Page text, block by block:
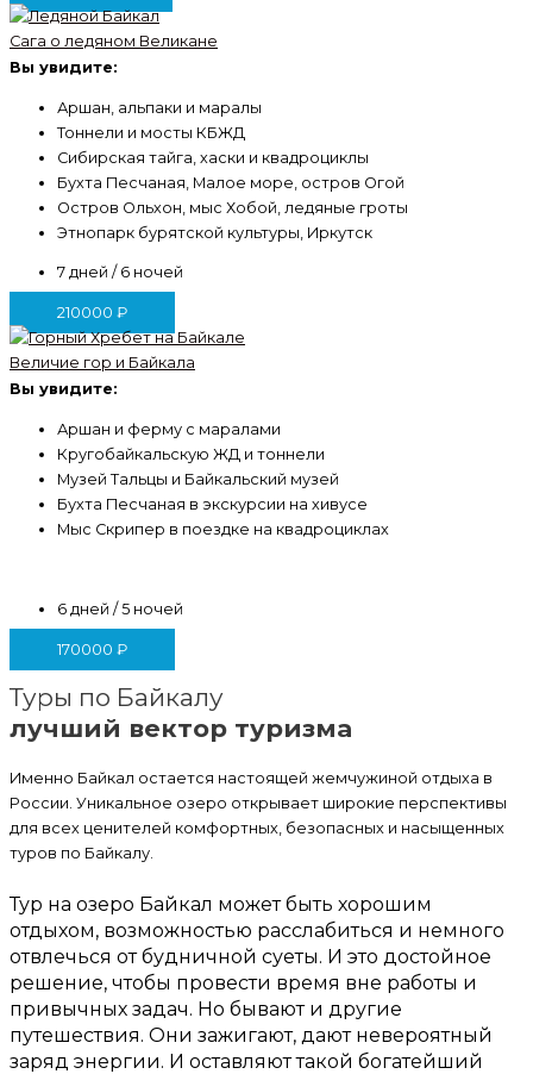
Сага о ледяном Великане
Вы увидите:
Аршан, альпаки и маралы
Тоннели и мосты КБЖД
Сибирская тайга, хаски и квадроциклы
Бухта Песчаная, Малое море, остров Огой
Остров Ольхон, мыс Хобой, ледяные гроты
Этнопарк бурятской культуры, Иркутск
7 дней / 6 ночей
210000 ₽
Величие гор и Байкала
Вы увидите:
Аршан и ферму с маралами
Кругобайкальскую ЖД и тоннели
Музей Тальцы и Байкальский музей
Бухта Песчаная в экскурсии на хивусе
Мыс Скрипер в поездке на квадроциклах
6 дней / 5 ночей
170000 ₽
Туры по Байкалу
лучший вектор туризма
Именно Байкал остается настоящей жемчужиной отдыха в
России. Уникальное озеро открывает широкие перспективы
для всех ценителей комфортных, безопасных и насыщенных
туров по Байкалу.
Тур на озеро Байкал может быть хорошим
отдыхом, возможностью расслабиться и немного
отвлечься от будничной суеты. И это достойное
решение, чтобы провести время вне работы и
привычных задач. Но бывают и другие
путешествия. Они зажигают, дают невероятный
заряд энергии. И оставляют такой богатейший